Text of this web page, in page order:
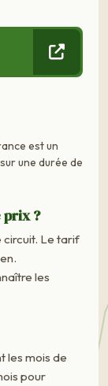
est un
une durée de
prix ?
circuit. Le tarif
les
les mois de
pour